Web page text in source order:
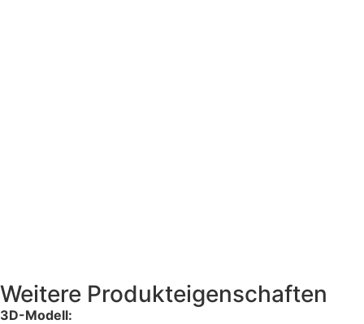
Weitere Produkteigenschaften
3D-Modell: